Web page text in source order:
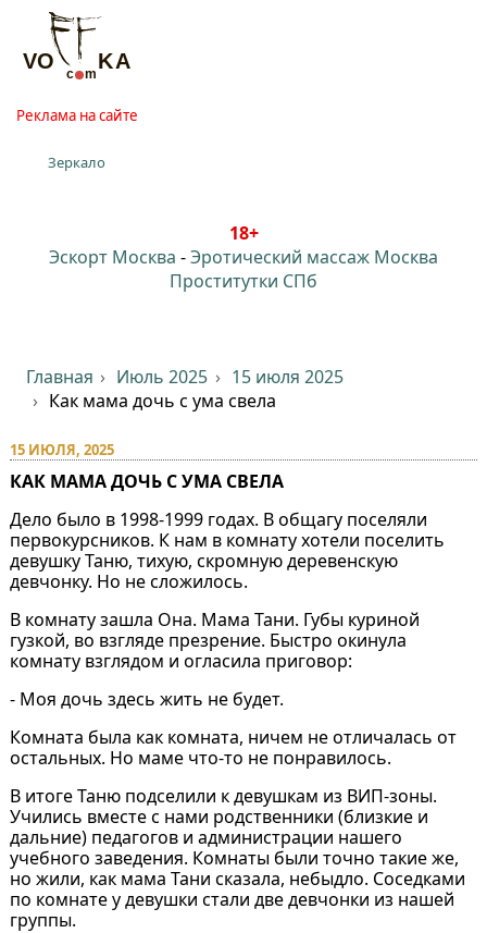
Реклама на сайте
Зеркало
18+
Эскорт Москва -Эротический массаж Москва
Проститутки СПб
Главная Июль 2025
15 июля 2025
Как мама дочь с ума свела
15 ИЮЛЯ, 2025
КАК МАМА ДОЧЬ С УМА СВЕЛА
Дело было в 1998-1999 годах. В общагу поселяли
первокурсников. К нам в комнату хотели поселить
девушку Таню, тихую, скромную деревенскую
девчонку. Но не сложилось.
В комнату зашла Она. Мама Тани. Губы куриной
гузкой, во взгляде презрение. Быстро окинула
комнату взглядом и огласила приговор:
- Моя дочь здесь жить не будет.
Комната была как комната, ничем не отличалась от
остальных. Но маме что-то не понравилось.
В итоге Таню подселили к девушкам из ВИП-зоны.
Учились вместе с нами родственники (близкие и
дальние) педагогов и администрации нашего
учебного заведения. Комнаты были точно такие же,
но жили, как мама Тани сказала, небыдло. Соседками
по комнате у девушки стали две девчонки из нашей
группы.